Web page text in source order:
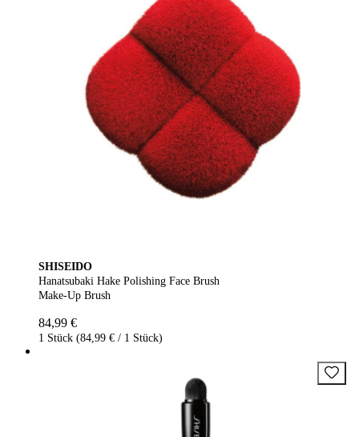
SHISEIDO
Hanatsubaki Hake Polishing Face Brush
Make-Up Brush
84,99 €
1 Stück (84,99 € / 1 Stück)